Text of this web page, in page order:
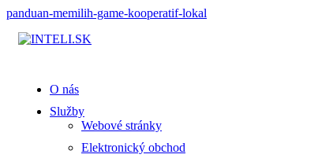
panduan-memilih-game-kooperatif-lokal
O nás
Služby
Webové stránky
Elektronický obchod